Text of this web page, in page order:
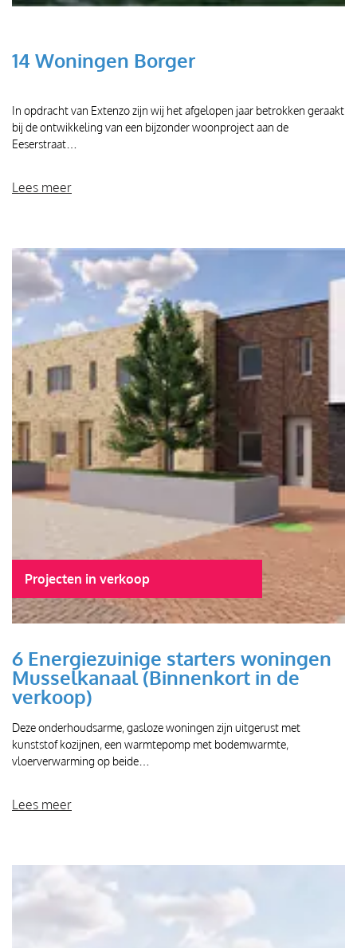
14 Woningen Borger
In opdracht van Extenzo zijn wij het afgelopen jaar betrokken geraakt
bij de ontwikkeling van een bijzonder woonproject aan de
Eeserstraat…
Lees meer
Projecten in verkoop
6 Energiezuinige starters woningen
Musselkanaal (Binnenkort in de
verkoop)
Deze onderhoudsarme, gasloze woningen zijn uitgerust met
kunststof kozijnen, een warmtepomp met bodemwarmte,
vloerverwarming op beide…
Lees meer